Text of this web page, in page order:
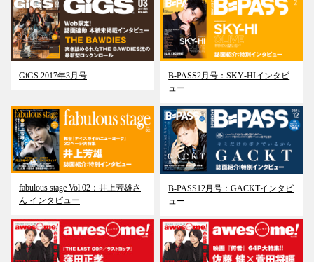
GiGS 2017年3月号
B-PASS2月号：SKY‐HIインタビ
ュー
fabulous stage Vol.02：井上芳雄さ
ん インタビュー
B-PASS12月号：GACKTインタビ
ュー